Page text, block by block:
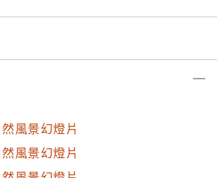
，2016/7/29。
風景幻燈片
風景幻燈片